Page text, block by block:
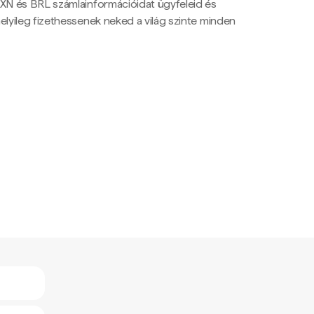
és BRL számlainformációidat ügyfeleid és
fizethessenek neked a világ szinte minden